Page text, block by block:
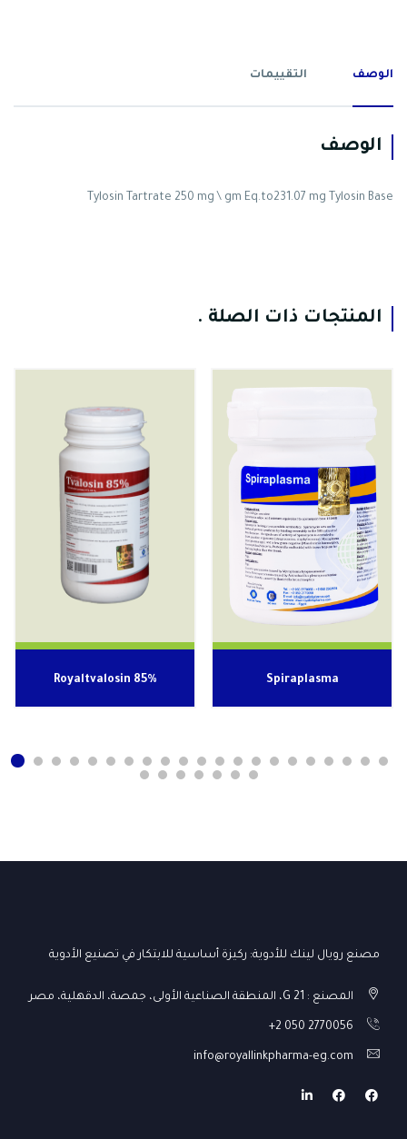
الوصف التقييمات
الوصف
Tylosin Tartrate 250 mg \ gm Eq.to231.07 mg Tylosin Base
المنتجات ذات الصلة .
Royaltvalosin 85% Spiraplasma
مصنع رويال لينك للأدوية: ركيزة أساسية للابتكار في تصنيع الأدوية
المصنع : G 21، المنطقة الصناعية الأولى، جمصة، الدقهلية، مصر
+2 050 2770056
info@royallinkpharma-eg.com